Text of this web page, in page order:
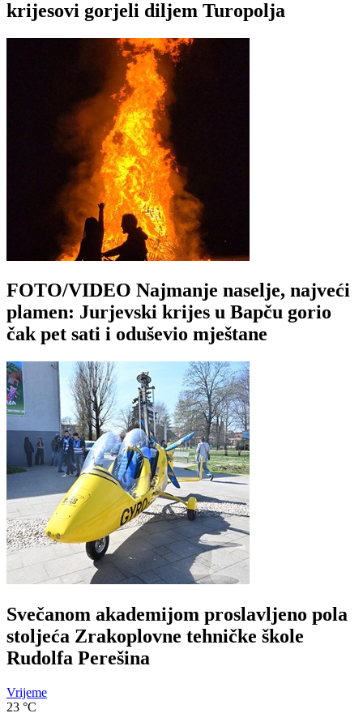
krijesovi gorjeli diljem Turopolja
FOTO/VIDEO Najmanje naselje, najveći
plamen: Jurjevski krijes u Bapču gorio
čak pet sati i oduševio mještane
Svečanom akademijom proslavljeno pola
stoljeća Zrakoplovne tehničke škole
Rudolfa Perešina
Vrijeme
23 °C